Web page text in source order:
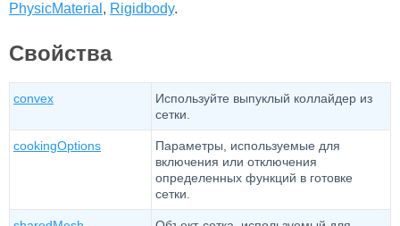
PhysicMaterial , Rigidbody.
Свойства
convex
Используйте выпуклый коллайдер из
сетки.
cookingOptions
Параметры, используемые для
включения или отключения
определенных функций в готовке
сетки.